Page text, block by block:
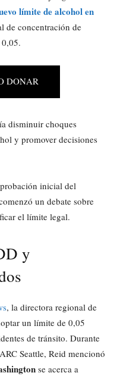
límite de alcohol en
de concentración de
DONAR
disminuir choques
y promover decisiones
inicial del
un debate sobre
el límite legal.
y
, la directora regional de
un límite de 0,05
de tránsito. Durante
Seattle, Reid mencionó
se acerca a